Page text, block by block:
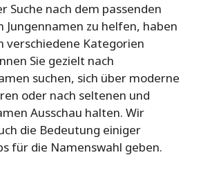
Suche nach dem passenden
Jungennamen zu helfen, haben
verschiedene Kategorien
Sie gezielt nach
suchen, sich über moderne
oder nach seltenen und
Ausschau halten. Wir
die Bedeutung einiger
für die Namenswahl geben.